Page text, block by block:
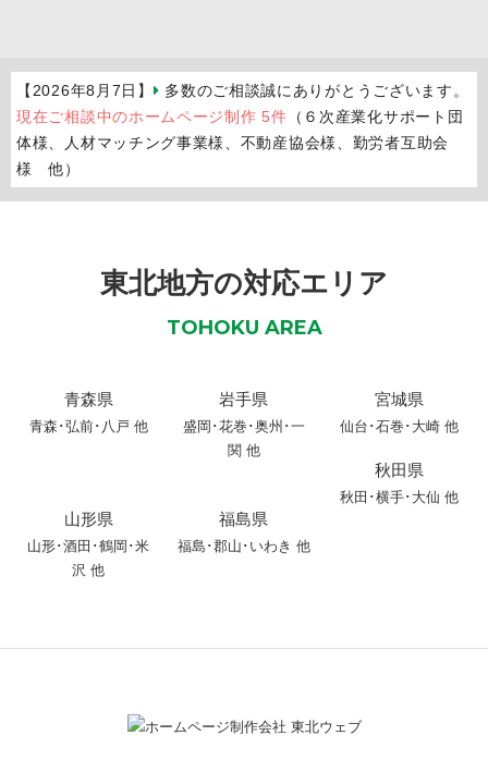
【2026年8月7日】
多数のご相談誠にありがとうございます。
現在ご相談中のホームページ制作 5件 （６次産業化サポート団
体様、人材マッチング事業様、不動産協会様、勤労者互助会
様 他）
東北地方の対応エリア
TOHOKU AREA
青森県
青森 ･弘前･ 八戸 他
岩手県
盛岡 ･花巻 ･奥州 ･一
関他
宮城県
仙台･石巻･大崎 他
秋田県
秋田 ･横手･ 大仙 他
山形県
山形･酒田 ･鶴岡 ･米
沢 他
福島県
福島･郡山･いわき 他